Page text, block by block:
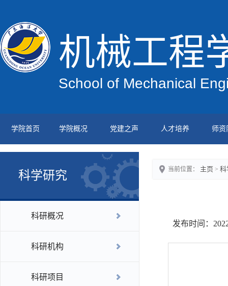
机械工程
School of Mechanical
学院首页 学院概况 党建之声 人才培养 师资
科学研究
科研概况
科研机构
科研项目
当前位置： 主页 > 科
发布时间：